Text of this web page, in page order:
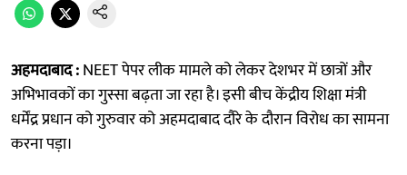
अहमदाबाद :NEET पेपर लीक मामले को लेकर देशभर में छात्रों और
अभिभावकों का गुस्सा बढ़ता जा रहा है। इसी बीच केंद्रीय शिक्षा मंत्री
धर्मेंद्र प्रधान को गुरुवार को अहमदाबाद दौरे के दौरान विरोध का सामना
करना पड़ा।